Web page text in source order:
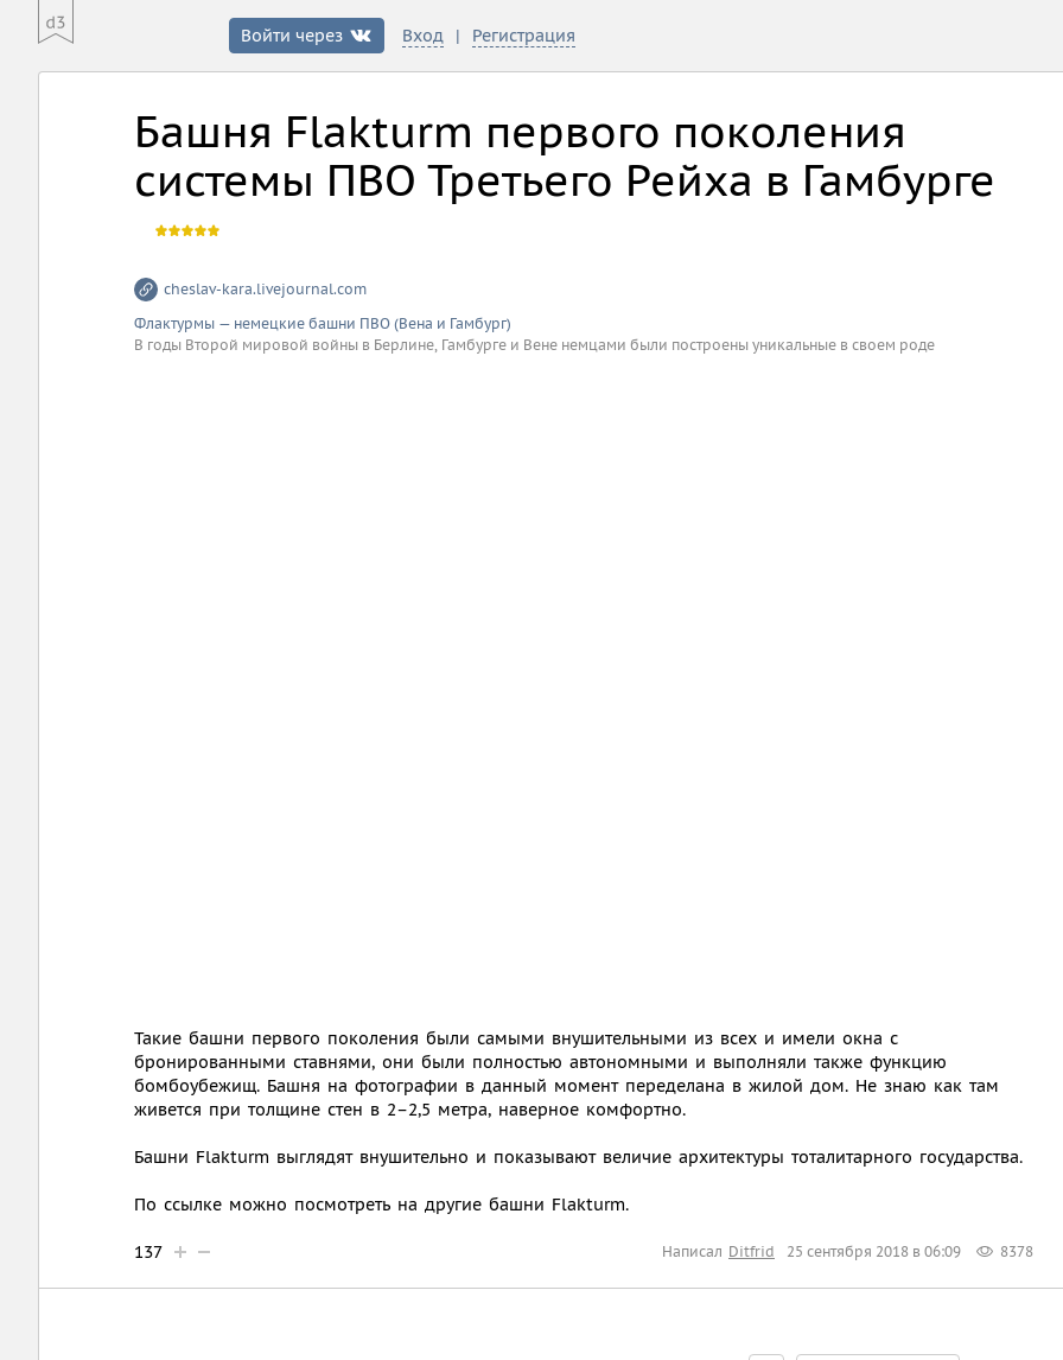
Войти через Вход | Регистрация
Башня Flakturm первого поколения
системы ПВО Третьего Рейха в Гамбурге
cheslav-kara.livejournal.com
Флактурмы — немецкие башни ПВО (Вена и Гамбург)
В годы Второй мировой войны в Берлине, Гамбурге и Вене немцами были построены уникальные в своем роде
Такие башни первого поколения были самыми внушительными из всех и имели окна с
бронированными ставнями, они были полностью автономными и выполняли также функцию
бомбоубежищ. Башня на фотографии в данный момент переделана в жилой дом. Не знаю как там
живется при толщине стен в 2–2,5 метра, наверное комфортно.
Башни Flakturm выглядят внушительно и показывают величие архитектуры тоталитарного государства.
По ссылке можно посмотреть на другие башни Flakturm.
Написал Ditfrid 25 сентября 2018 в 06:09
137 8378